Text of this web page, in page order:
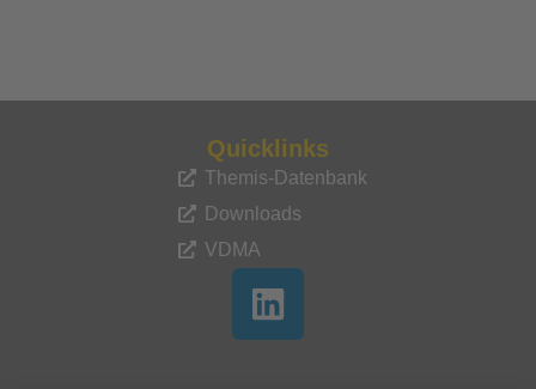
Quicklinks
Themis-Datenbank
Downloads
VDMA